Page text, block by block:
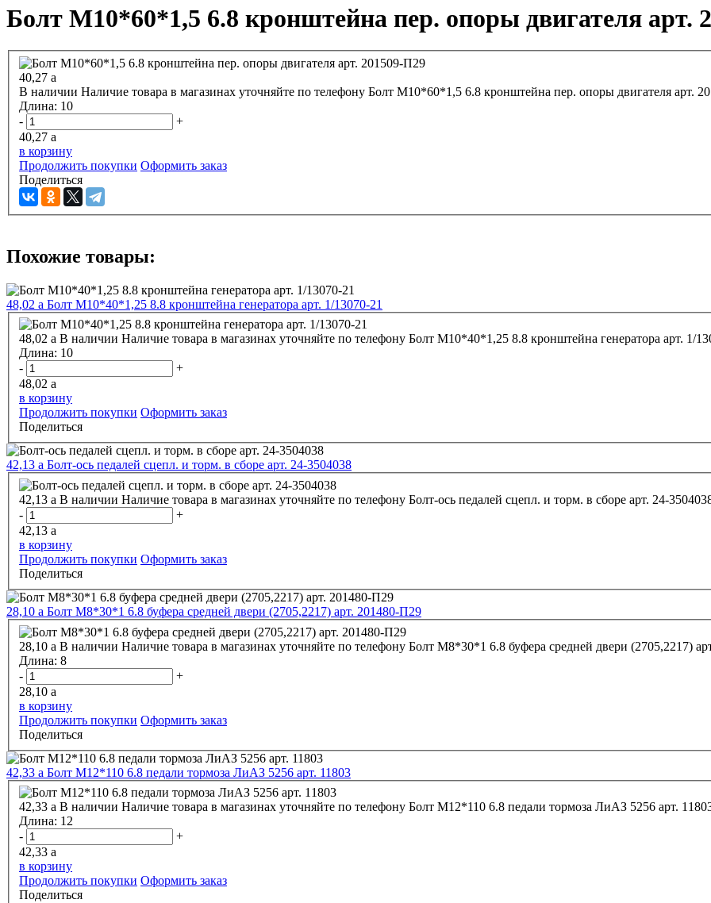
Болт М10*60*1,5 6.8 кронштейна пер. опоры двигателя арт.
40,27 a
В наличии Наличие товара в магазинах уточняйте по телефону
Болт М10*60*1,5 6.8
Длина: 10
-
+
40,27 a
в корзину
Продолжить покупки Оформить заказ
Поделиться
Похожие товары:
48,02 a Болт М10*40*1,25 8.8 кронштейна генератора арт. 1/13070-21
48,02 a В наличии Наличие товара в магазинах уточняйте по телефону
Болт М10*40*1,25 8.8 кронштейна
Длина: 10
-
+
48,02 a
в корзину
Продолжить покупки Оформить заказ
Поделиться
42,13 a Болт-ось педалей сцепл. и торм. в сборе арт. 24-3504038
42,13 a В наличии Наличие товара в магазинах уточняйте по телефону
Болт-ось педалей сцепл. и торм. в сборе арт. 24-
-
+
42,13 a
в корзину
Продолжить покупки Оформить заказ
Поделиться
28,10 a Болт М8*30*1 6.8 буфера средней двери (2705,2217) арт. 201480-П29
28,10 a В наличии Наличие товара в магазинах уточняйте по телефону
Болт
Длина: 8
-
+
28,10 a
в корзину
Продолжить покупки Оформить заказ
Поделиться
42,33 a Болт М12*110 6.8 педали тормоза ЛиАЗ 5256 арт. 11803
42,33 a В наличии Наличие товара в магазинах уточняйте по телефону
Болт М12*110 6.8 педали тормоза ЛиАЗ 5256 арт.
Длина: 12
-
+
42,33 a
в корзину
Продолжить покупки Оформить заказ
Поделиться